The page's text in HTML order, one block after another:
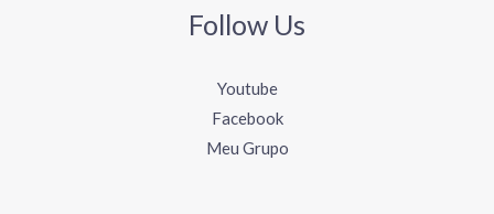
Follow Us
Youtube
Facebook
Meu Grupo